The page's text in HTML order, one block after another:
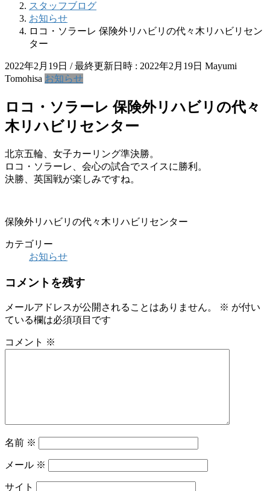
スタッフブログ
お知らせ
ロコ・ソラーレ 保険外リハビリの代々木リハビリセン
ター
2022年2月19日 / 最終更新日時 : 2022年2月19日 Mayumi
Tomohisa お知らせ
ロコ・ソラーレ 保険外リハビリの代々
木リハビリセンター
北京五輪、女子カーリング準決勝。
ロコ・ソラーレ、会心の試合でスイスに勝利。
決勝、英国戦が楽しみですね。
保険外リハビリの代々木リハビリセンター
カテゴリー
お知らせ
コメントを残す
メールアドレスが公開されることはありません。 ※ が付い
ている欄は必須項目です
コメント ※
名前 ※
メール ※
サイト